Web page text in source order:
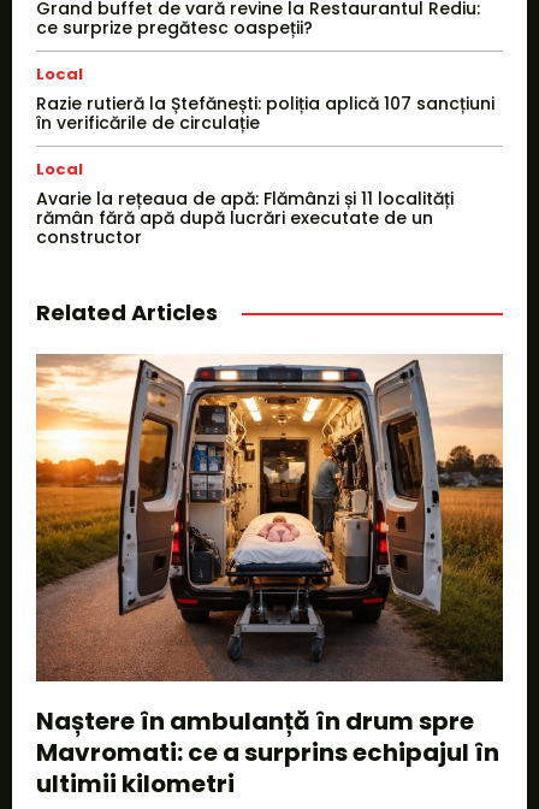
Grand buffet de vară revine la Restaurantul Rediu:
ce surprize pregătesc oaspeții?
Local
Razie rutieră la Ștefănești: poliția aplică 107 sancțiuni
în verificările de circulație
Local
Avarie la rețeaua de apă: Flămânzi și 11 localități
rămân fără apă după lucrări executate de un
constructor
Related Articles
Naștere în ambulanță în drum spre
Mavromati: ce a surprins echipajul în
ultimii kilometri